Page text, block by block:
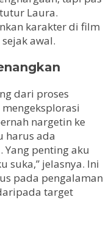
Laura.
karakter di film
awal.
dari proses
nargetin ke
harus ada
Yang penting aku
suka,” jelasnya. Ini
pada pengalaman
target